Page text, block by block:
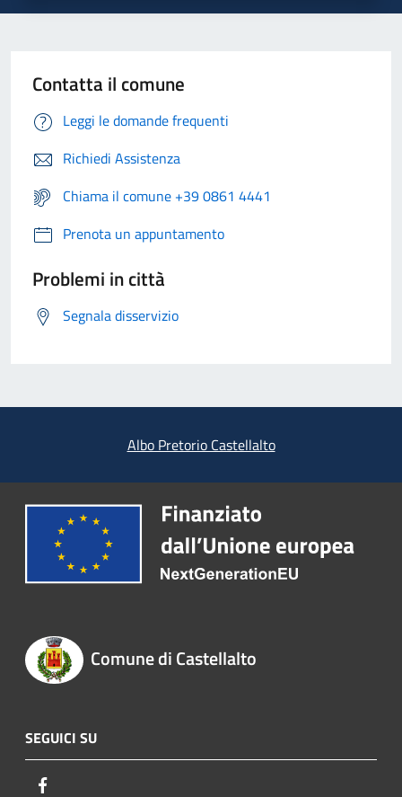
Contatta il comune
Leggi le domande frequenti
Richiedi Assistenza
Chiama il comune +39 0861 4441
Prenota un appuntamento
Problemi in città
Segnala disservizio
Albo Pretorio Castellalto
Comune di Castellalto
SEGUICI SU